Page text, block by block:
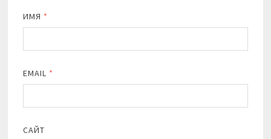
ИМЯ *
EMAIL *
САЙТ